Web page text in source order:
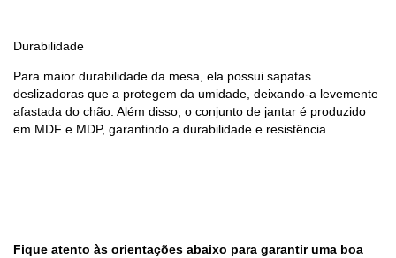
Durabilidade
Para maior durabilidade da mesa, ela possui sapatas
deslizadoras que a protegem da umidade, deixando-a levemente
afastada do chão. Além disso, o conjunto de jantar é produzido
em MDF e MDP, garantindo a durabilidade e resistência.
Fique atento às orientações abaixo para garantir uma boa